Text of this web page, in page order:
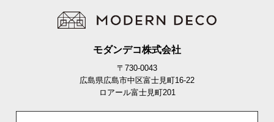
モダンデコ株式会社
〒730-0043
広島県広島市中区富士見町16-22
ロアール富士見町201